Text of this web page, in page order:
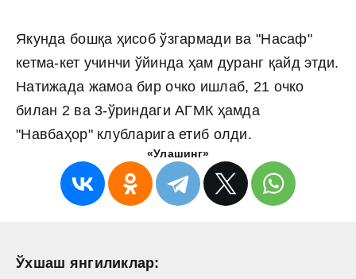
Якунда бошқа ҳисоб ўзгармади ва "Насаф"
кетма-кет учинчи ўйинда ҳам дуранг қайд этди.
Натижада жамоа бир очко ишлаб, 21 очко
билан 2 ва 3-ўриндаги АГМК ҳамда
"Навбаҳор" клубларига етиб олди.
«Улашинг»
Ўхшаш янгиликлар: